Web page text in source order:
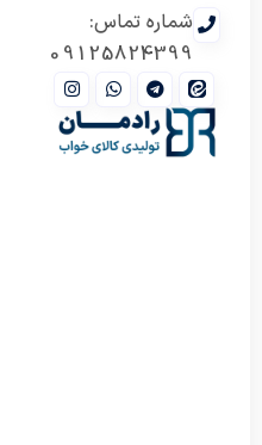
شماره تماس:
09125824399